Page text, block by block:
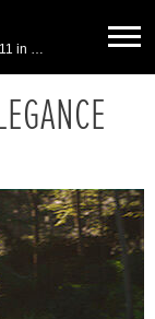
Kaiser-Wilhelm-Straße 70 in Bocholt, Wiesenstraße 7-11 in Kleve, Am Spaltmannsfeld 11-13 in Wesel